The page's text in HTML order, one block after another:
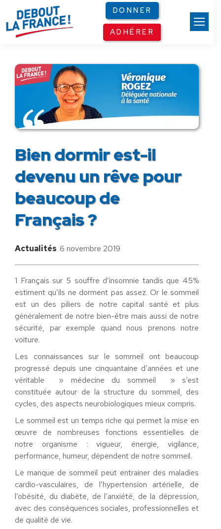
DONNER
ADHÉRER
Bien dormir est-il
devenu un rêve pour
beaucoup de
Français ?
Actualités 6 novembre 2019
1 Français sur 5 souffre d’insomnie tandis que 45%
estiment qu’ils ne dorment pas assez. Or le sommeil
est un des piliers de notre capital santé et plus
généralement de notre bien-être mais aussi de notre
sécurité, par exemple quand nous prenons notre
voiture.
Les connaissances sur le sommeil ont beaucoup
progressé depuis une cinquantaine d’années et une
véritable » médecine du sommeil » s’est
constituée autour de la structure du sommeil, des
cycles, des aspects neurobiologiques mieux compris.
Le sommeil est un temps riche qui permet la mise en
œuvre de nombreuses fonctions essentielles de
notre organisme : vigueur, énergie, vigilance,
performance, humeur, dépendent de notre sommeil.
Le manque de sommeil peut entrainer des maladies
cardio-vasculaires, de l’hypertension artérielle, de
l’obésité, du diabète, de l’anxiété, de la dépression,
avec des conséquences sociales, professionnelles et
de qualité de vie.
Panneau de gestion des cookies